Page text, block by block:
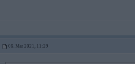
06. Mar 2021, 11:29